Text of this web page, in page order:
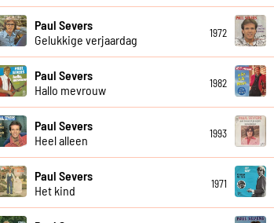
Paul Severs
Gelukkige verjaardag
1972
Paul Severs
Hallo mevrouw
1982
Paul Severs
Heel alleen
1993
Paul Severs
Het kind
1971